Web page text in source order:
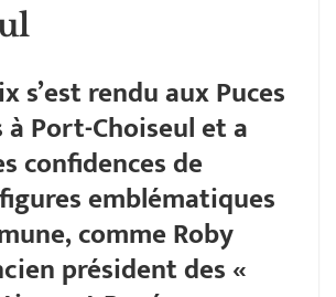
s’est rendu aux Puces
Port-Choiseul et a
confidences de
emblématiques
comme Roby
président des «